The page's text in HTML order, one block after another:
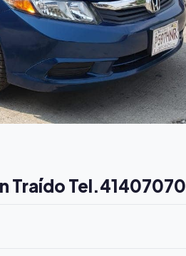
Traído Tel.41407070